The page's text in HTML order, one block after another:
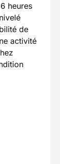
heures
de
activité